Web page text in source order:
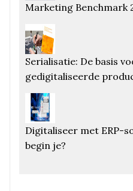
Marketing Benchmark
Serialisatie: De basis
gedigitaliseerde
Digitaliseer met ERP-
begin je?